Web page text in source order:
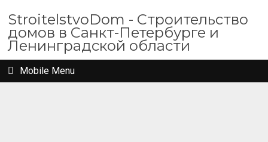
StroitelstvoDom - Строительство
домов в Санкт-Петербурге и
Ленинградской области
Mobile Menu